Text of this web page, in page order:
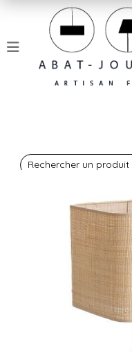
Rechercher un produit